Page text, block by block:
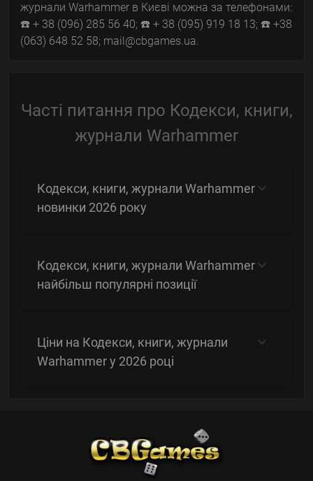
журнали Warhammer в Києві можна за телефонами:
☎️ + 38 (096) 285 56 40; ☎️ + 38 (095) 919 18 13; ☎️ +38
(063) 648 52 58; mail@cbgames.ua.
Часті питання про Кодекси, книги,
журнали Warhammer
Кодекси, книги, журнали Warhammer
новинки 2026 року
Кодекси, книги, журнали Warhammer
найбільш популярні позиції
Ціни на Кодекси, книги, журнали
Warhammer у 2026 році